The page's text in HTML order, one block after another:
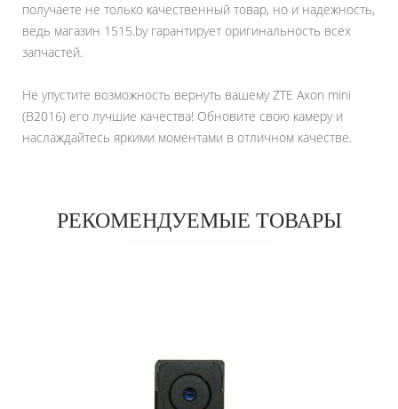
получаете не только качественный товар, но и надежность,
ведь магазин 1515.by гарантирует оригинальность всех
запчастей.
Не упустите возможность вернуть вашему ZTE Axon mini
(B2016) его лучшие качества! Обновите свою камеру и
наслаждайтесь яркими моментами в отличном качестве.
РЕКОМЕНДУЕМЫЕ ТОВАРЫ